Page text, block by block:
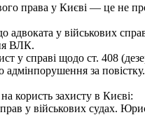
права у Києві — це не
адвоката у військових
ВЛК.
у справі щодо ст. 408
адмінпорушення за повістку.
користь захисту в Києві:
у військових судах.